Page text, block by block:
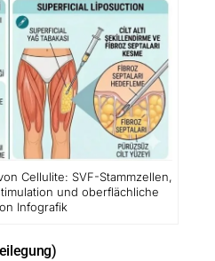
Cellulite: SVF-Stammzellen,
und oberflächliche
Infografik